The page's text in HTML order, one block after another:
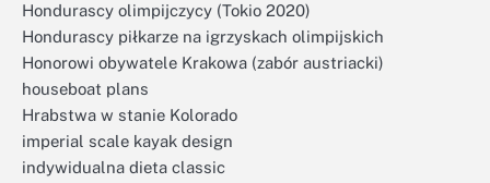
Hondurascy olimpijczycy (Tokio 2020)
Hondurascy piłkarze na igrzyskach olimpijskich
Honorowi obywatele Krakowa (zabór austriacki)
houseboat plans
Hrabstwa w stanie Kolorado
imperial scale kayak design
indywidualna dieta classic